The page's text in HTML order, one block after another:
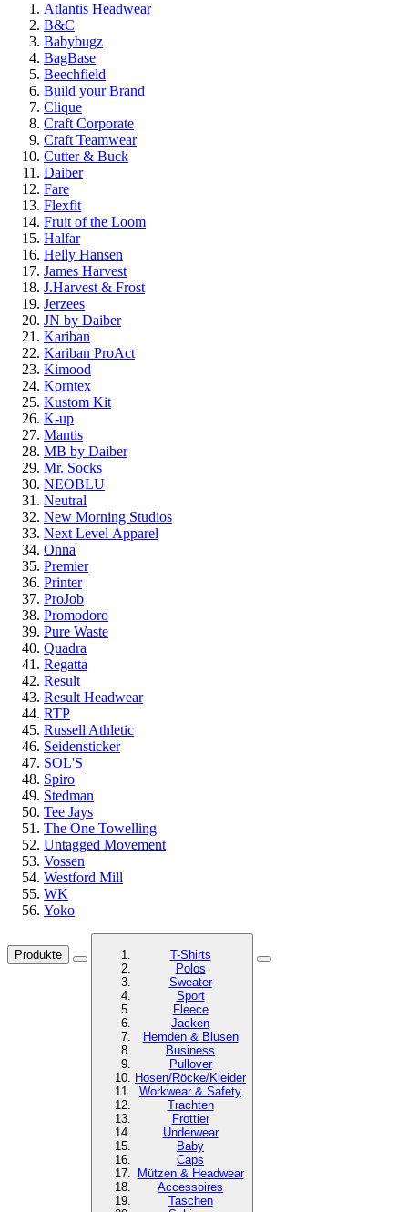
Atlantis Headwear
B&C
Babybugz
BagBase
Beechfield
Build your Brand
Clique
Craft Corporate
Craft Teamwear
Cutter & Buck
Daiber
Fare
Flexfit
Fruit of the Loom
Halfar
Helly Hansen
James Harvest
J.Harvest & Frost
Jerzees
JN by Daiber
Kariban
Kariban ProAct
Kimood
Korntex
Kustom Kit
K-up
Mantis
MB by Daiber
Mr. Socks
NEOBLU
Neutral
New Morning Studios
Next Level Apparel
Onna
Premier
Printer
ProJob
Promodoro
Pure Waste
Quadra
Regatta
Result
Result Headwear
RTP
Russell Athletic
Seidensticker
SOL'S
Spiro
Stedman
Tee Jays
The One Towelling
Untagged Movement
Vossen
Westford Mill
WK
Yoko
Produkte
T-Shirts
Polos
Sweater
Sport
Fleece
Jacken
Hemden & Blusen
Business
Pullover
Hosen/Röcke/Kleider
Workwear & Safety
Trachten
Frottier
Underwear
Baby
Caps
Mützen & Headwear
Accessoires
Taschen